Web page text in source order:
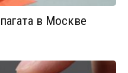
в Москве